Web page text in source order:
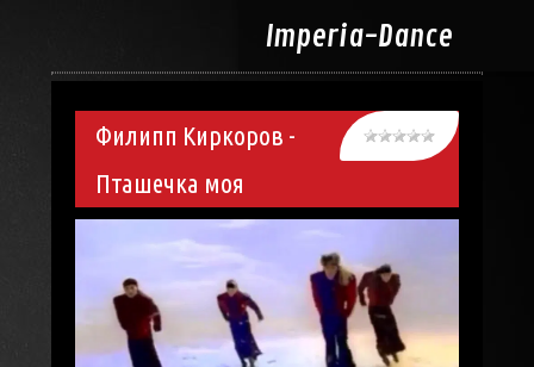
Imperia-Dance
Филипп Киркоров -
Пташечка моя